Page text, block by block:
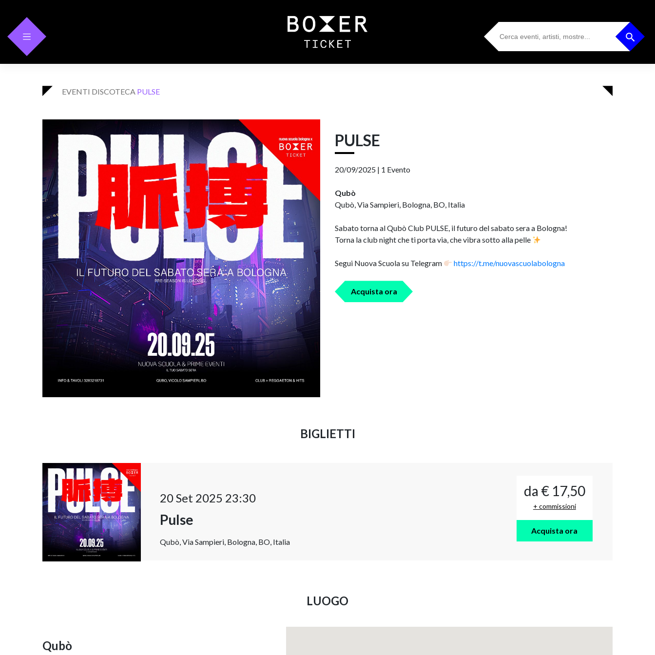
content
Search
for:
Search Button
EVENTI DISCOTECA PULSE
PULSE
20/09/2025 | 1 Evento
Qubò
Qubò, Via Sampieri, Bologna, BO, Italia
Sabato torna al Qubò Club PULSE, il futuro del sabato sera a Bologna!
Torna la club night che ti porta via, che vibra sotto alla pelle
Segui Nuova Scuola su Telegram https://t.me/nuovascuolabologna
Acquista ora
BIGLIETTI
20 Set 2025 23:30
Pulse
Qubò, Via Sampieri, Bologna, BO, Italia
da € 17,50
+ commissioni
Acquista ora
LUOGO
Qubò